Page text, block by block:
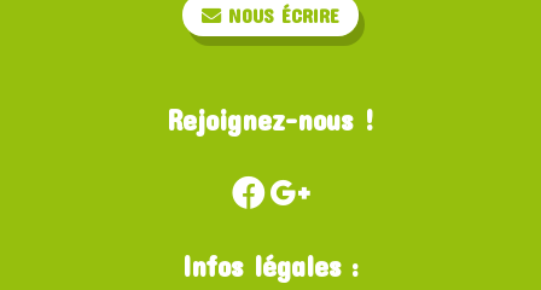
NOUS ÉCRIRE
Rejoignez-nous !
Infos légales :